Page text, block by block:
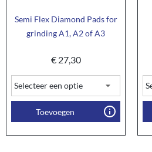
Semi Flex Diamond Pads for
grinding A1, A2 of A3
€27,30
Toevoegen